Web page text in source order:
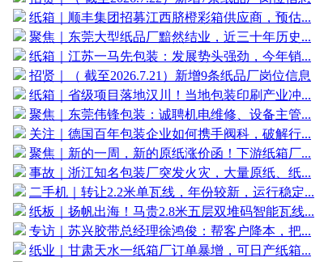
纸箱｜顺丰集团招募江西脐橙彩箱供应商，预估...
聚焦｜东莞大型纸品厂黯然结业，近三十年历史...
纸箱｜江苏一马先包装：发展势头强劲，今年销...
招贤｜（ 截至2026.7.21）新增9条纸品厂岗位信息
纸箱｜省级项目落地汉川！当地包装印刷产业冲...
聚焦｜东莞伟锋包装：诚聘机电维修、设备主管...
关注｜德国百年包装企业如何携手阀科，破解行...
聚焦｜新的一周，新的原纸涨价函！下游纸箱厂...
事故｜浙江知名包装厂突发火灾，大量原纸、纸...
二手机｜转让2.2米单瓦线，年份较新，运行稳定...
纸板｜扬帆出海！马贵2.8米五层双堆码智能瓦线...
专访｜苏兴胶带总经理徐鸿俊：帮客户降本，把...
纸业｜甘肃天水一纸箱厂订单暴增，可日产纸箱...